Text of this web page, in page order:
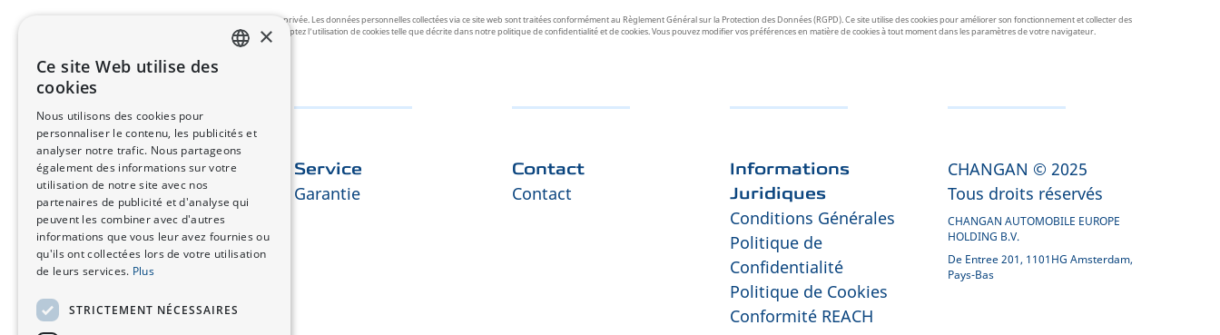
Nous attachons une grande importance à votre vie privée. Les données personnelles collectées via ce site web sont traitées conformément au Règlement Général sur la Protection des Données (RGPD). Ce site utilise des cookies pour améliorer son fonctionnement et collecter des
statistiques. En utilisant notre site, vous acceptez l’utilisation de cookies telle que décrite dans notre politique de confidentialité et de cookies. Vous pouvez modifier vos préférences en matière de cookies à tout moment dans les paramètres de votre navigateur.
Découvrir Changan
À Propos de Nous
Service
Garantie
Contact
Contact
Informations
Juridiques
Conditions Générales
Politique de
Confidentialité
Politique de Cookies
Conformité REACH
CHANGAN © 2025
Tous droits réservés
CHANGAN AUTOMOBILE EUROPE
HOLDING B.V.
De Entree 201, 1101HG Amsterdam,
Pays-Bas
×
Ce site Web utilise des
cookies
Nous utilisons des cookies pour
personnaliser le contenu, les publicités et
analyser notre trafic. Nous partageons
également des informations sur votre
utilisation de notre site avec nos
partenaires de publicité et d'analyse qui
peuvent les combiner avec d'autres
informations que vous leur avez fournies ou
qu'ils ont collectées lors de votre utilisation
de leurs services. Plus
STRICTEMENT NÉCESSAIRES